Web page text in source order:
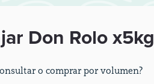
Don Rolo x5kg
o comprar por volumen?